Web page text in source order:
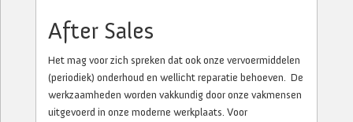
After Sales
Het mag voor zich spreken dat ook onze vervoermiddelen
(periodiek) onderhoud en wellicht reparatie behoeven. De
werkzaamheden worden vakkundig door onze vakmensen
uitgevoerd in onze moderne werkplaats. Voor